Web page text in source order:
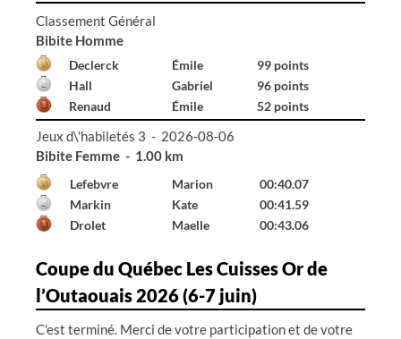
Classement Général
Bibite Homme
Declerck Émile
99 points
Hall
Gabriel
96 points
Renaud
Émile 52 points
Jeux d\'habiletés 3 - 2026-08-06
Bibite Homme - 1.00 km
Declerck Émile
00:41.65
Hall
Gabriel
01:24.87
---
--- 99:99.00
Coupe du Québec Les Cuisses Or de
l’Outaouais 2026 (6-7 juin)
C'est terminé. Merci de votre participation et de votre